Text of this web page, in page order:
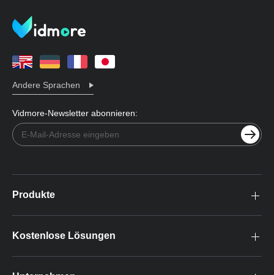
Andere Sprachen
Vidmore-Newsletter abonnieren:
Produkte
Kostenlose Lösungen